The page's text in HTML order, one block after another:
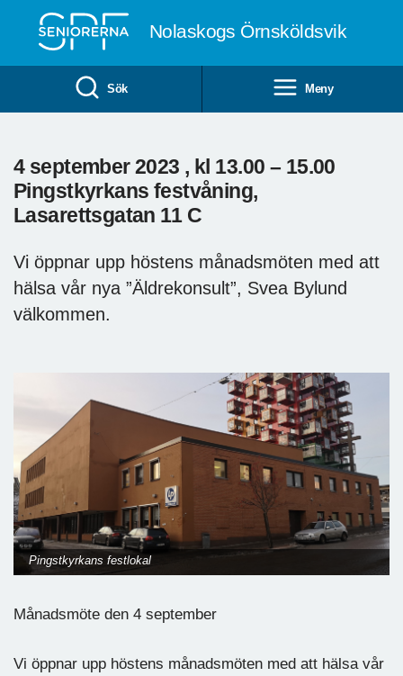
Nolaskogs Örnsköldsvik
Sök Meny
4 september 2023 , kl 13.00 – 15.00
Pingstkyrkans festvåning,
Lasarettsgatan 11 C
Vi öppnar upp höstens månadsmöten med att
hälsa vår nya ”Äldrekonsult”, Svea Bylund
välkommen.
Pingstkyrkans festlokal
Månadsmöte den 4 september
Vi öppnar upp höstens månadsmöten med att hälsa vår